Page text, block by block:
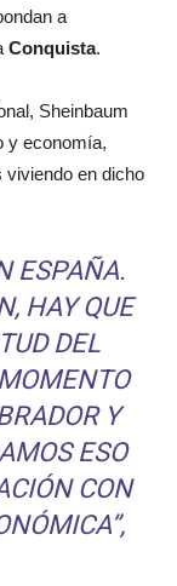
a
Conquista.
Sheinbaum
y economía,
viviendo en dicho
ESPAÑA.
HAY QUE
DEL
Y
ESO
CON